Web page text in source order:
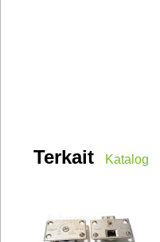
Terkait Katalog